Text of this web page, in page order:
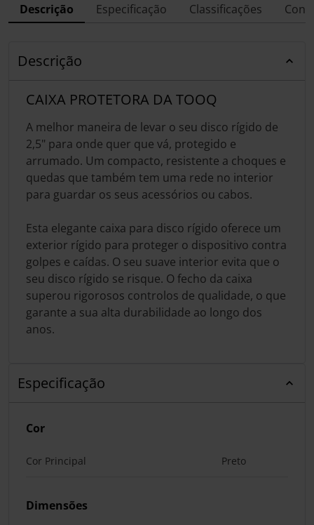
Descrição Especificação Classificações
Descrição
CAIXA PROTETORA DA TOOQ
A melhor maneira de levar o seu disco rígido de
2,5" para onde quer que vá, protegido e
arrumado. Um compacto, resistente a choques e
quedas que também tem uma rede no interior
para guardar os seus acessórios ou cabos.
Esta elegante caixa para disco rígido oferece um
exterior rígido para proteger o dispositivo contra
golpes e caídas. O seu suave interior evita que o
seu disco rígido se risque. O fecho da caixa
superou rigorosos controlos de qualidade, o que
garante a sua alta durabilidade ao longo dos
anos.
Especificação
Cor
Cor Principal Preto
Dimensões